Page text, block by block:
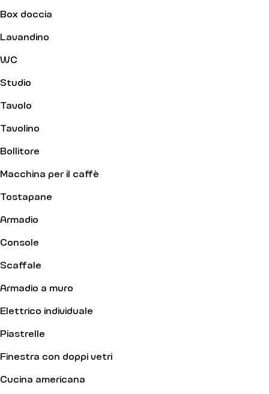
Box doccia
Lavandino
WC
Studio
Tavolo
Tavolino
Bollitore
Macchina per il caffè
Tostapane
Armadio
Console
Scaffale
Armadio a muro
Elettrico individuale
Piastrelle
Finestra con doppi vetri
Cucina americana